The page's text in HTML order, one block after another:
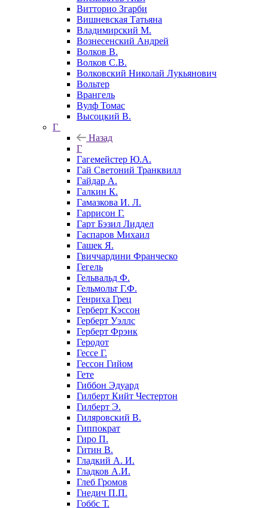
Витторио Згарби
Вишневская Татьяна
Владимирский М.
Вознесенский Андрей
Волков В.
Волков С.В.
Волковский Николай Лукьянович
Вольтер
Врангель
Вулф Томас
Высоцкий В.
Г
Назад
Г
Гагемейстер Ю.А.
Гай Светоний Транквилл
Гайдар А.
Галкин К.
Гамазкова И. Л.
Гаррисон Г.
Гарт Бэзил Лиддел
Гаспаров Михаил
Гашек Я.
Гвиччардини Франческо
Гегель
Гельвальд Ф.
Гельмольт Г.Ф.
Генриха Грец
Герберт Кэссон
Герберт Уэллс
Герберт Фрэнк
Геродот
Гессе Г.
Гессон Гийом
Гете
Гиббон Эдуард
Гилберт Кийт Честертон
Гилберт Э.
Гиляровский В.
Гиппократ
Гиро П.
Гитин В.
Гладкий А. И.
Гладков А.И.
Глеб Громов
Гнедич П.П.
Гоббс Т.